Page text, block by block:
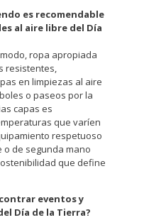
es recomendable
al aire libre del Día
ropa apropiada
resistentes,
en limpiezas al aire
o paseos por la
capas es
que varíen
respetuoso
o de segunda mano
que define
eventos y
Día de la Tierra?